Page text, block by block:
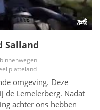
Salland
platteland
omgeving. Deze
de Lemelerberg. Nadat
achter ons hebben